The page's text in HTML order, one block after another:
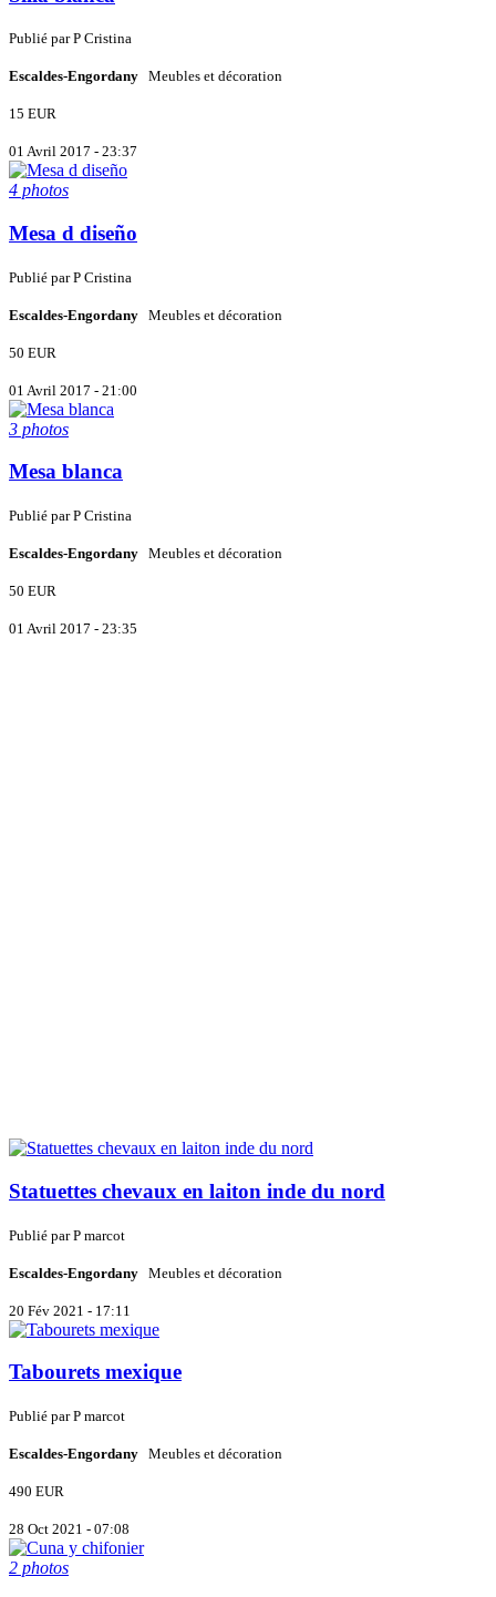
Publié parP Cristina
Escaldes-Engordany Meubles et décoration
15 EUR
01 Avril 2017 - 23:37
4 photos
Mesa d diseño
Publié parP Cristina
Escaldes-Engordany Meubles et décoration
50 EUR
01 Avril 2017 - 21:00
3 photos
Mesa blanca
Publié parP Cristina
Escaldes-Engordany Meubles et décoration
50 EUR
01 Avril 2017 - 23:35
Statuettes chevaux en laiton inde du nord
Publié parP marcot
Escaldes-Engordany Meubles et décoration
20 Fév 2021 - 17:11
Tabourets mexique
Publié parP marcot
Escaldes-Engordany Meubles et décoration
490 EUR
28 Oct 2021 - 07:08
2 photos